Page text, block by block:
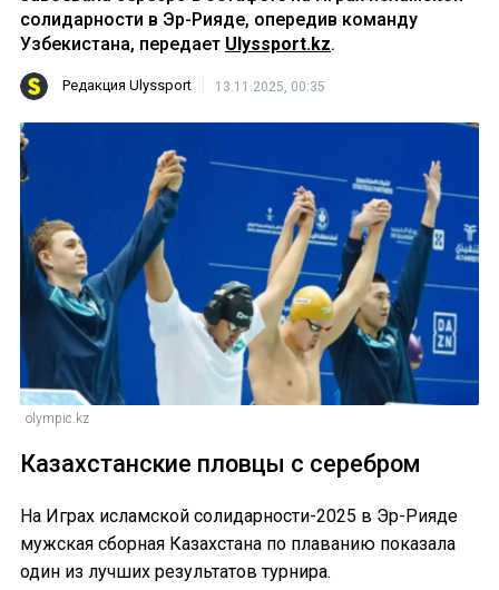
солидарности в Эр-Рияде, опередив команду
Узбекистана, передает Ulyssport.kz.
Редакция Ulyssport 13.11.2025, 00:35
olympic.kz
Казахстанские пловцы с серебром
На Играх исламской солидарности-2025 в Эр-Рияде
мужская сборная Казахстана по плаванию показала
один из лучших результатов турнира.